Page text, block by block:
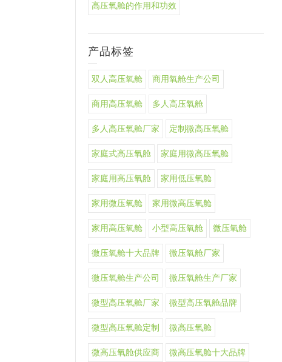
高压氧舱的作用和功效
产品标签
双人高压氧舱 商用氧舱生产公司
商用高压氧舱 多人高压氧舱
多人高压氧舱厂家 定制微高压氧舱
家庭式高压氧舱 家庭用微高压氧舱
家庭用高压氧舱 家用低压氧舱
家用微压氧舱 家用微高压氧舱
家用高压氧舱 小型高压氧舱 微压氧舱
微压氧舱十大品牌 微压氧舱厂家
微压氧舱生产公司 微压氧舱生产厂家
微型高压氧舱厂家 微型高压氧舱品牌
微型高压氧舱定制 微高压氧舱
微高压氧舱供应商 微高压氧舱十大品牌